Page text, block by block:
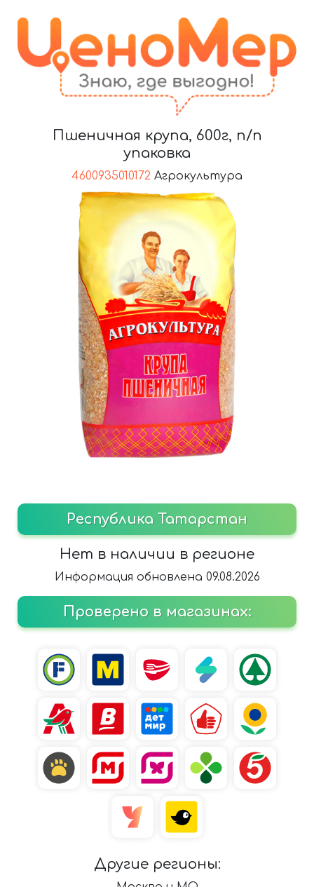
Пшеничная крупа, 600г, п/п
упаковка
4600935010172 Агрокультура
Республика Татарстан
Нет в наличии в регионе
Информация обновлена 09.08.2026
Проверено в магазинах:
Другие регионы: